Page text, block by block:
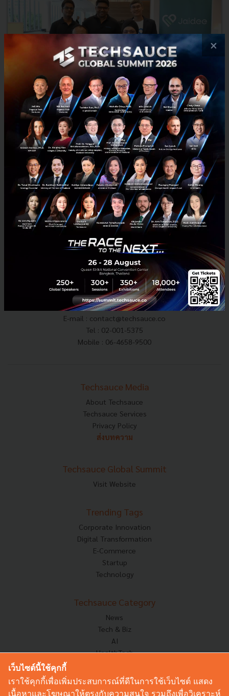
JaiDee และ Seedflex เปิดตัวบริการ Pay-As-You-Sell
Advance™ ในไทย ยกระดับการเข้าถึงเงินทุน สำหรับผู้ประกอบ
การ SME ไทย
JaiDee ร่วมกับ Seedflex เปิดตัวนวัตกรรมสินเชื่อ Pay-As-You-Sell
Advance ในไทย ให้ SME ชำระคืนตามสัดส่วนยอดขายจริง ไร้ค่างวดคงที่
สมัครออนไลน์ 100% เชื่อมต่อ POS และ E-commerce ได้ท...
พฤษภาคม 21, 2026| By
Techsauce Team
PR News JaiDee Fintech Seedflex DeeMoney
E-mail : contact@techsauce.co
Tel : 02-001-5375
Mobile : 06-4658-9500
Techsauce Media
About Techsauce
Techsauce Services
Privacy Policy
ส่งบทความ
Techsauce Global Summit
Visit Website
Trending Tags
Corporate Innovation
Digital Transformation
E-Commerce
Startup
Technology
Techsauce Category
News
Tech & Biz
AI
HealthTech
Corp Innov
Saucy Thoughts
×
เว็บไซต์นี้ใช้คุกกี้
เราใช้คุกกี้เพื่อเพิ่มประสบการณ์ที่ดีในการใช้เว็บไซต์ แสดง
เนื้อหาและโฆษณาให้ตรงกับความสนใจ รวมถึงเพื่อวิเคราะห์